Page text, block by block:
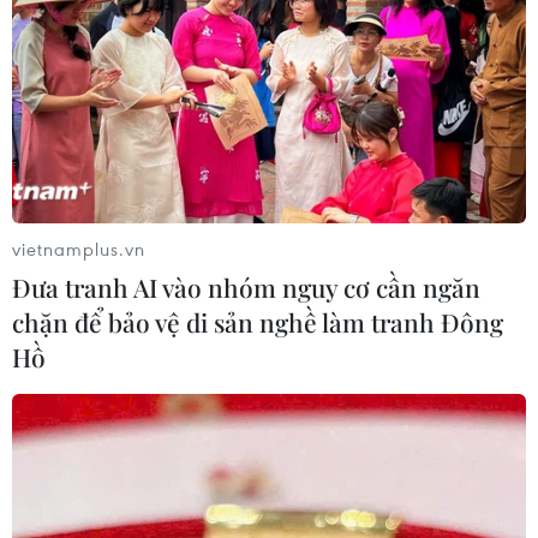
Iran tuyên bố chưa đạt đủ điều kiện
để mở lại eo biển Hormuz
03/08/2026 15:59
Làn sóng người Israel di cư ra nước
ngoài vẫn ở mức kỷ lục
03/08/2026 11:32
Tín hiệu tích cực đối với tiến trình
phục hồi kinh tế của Syria
vietnamplus.vn
Đưa tranh AI vào nhóm nguy cơ cần ngăn
chặn để bảo vệ di sản nghề làm tranh Đông
Hồ